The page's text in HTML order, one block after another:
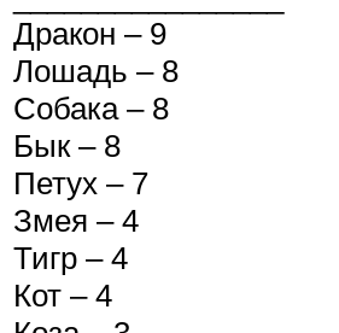
Дракон – 9
Лошадь – 8
Собака – 8
Бык – 8
Петух – 7
Змея – 4
Тигр – 4
Кот – 4